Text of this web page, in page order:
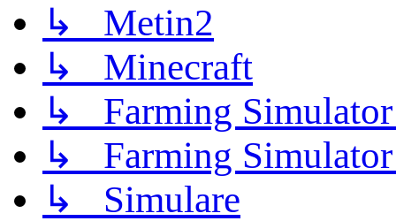
↳ Metin2
↳ Minecraft
↳ Farming
↳ Farming
↳ Simulare